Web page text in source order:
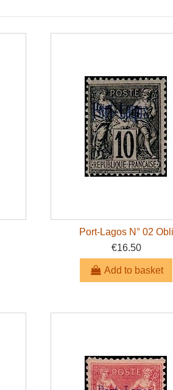
Port-Lagos N° 02 Obli
€16.50
Add to basket